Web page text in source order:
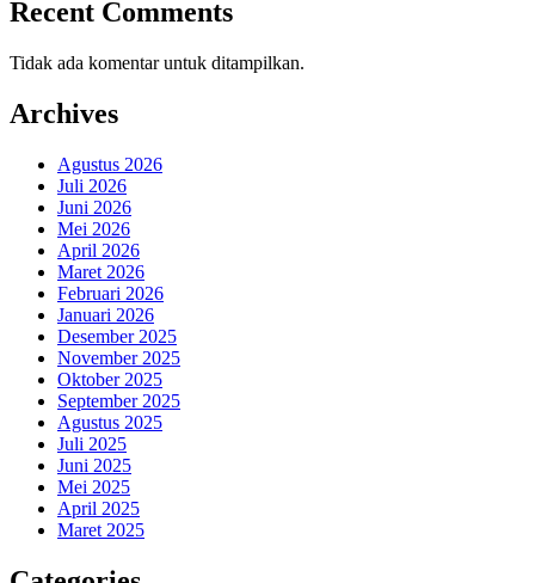
Recent Comments
Tidak ada komentar untuk ditampilkan.
Archives
Agustus 2026
Juli 2026
Juni 2026
Mei 2026
April 2026
Maret 2026
Februari 2026
Januari 2026
Desember 2025
November 2025
Oktober 2025
September 2025
Agustus 2025
Juli 2025
Juni 2025
Mei 2025
April 2025
Maret 2025